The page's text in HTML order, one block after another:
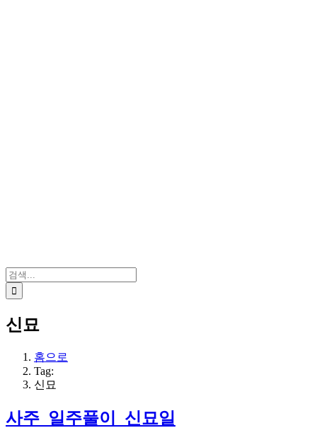
검
색:
신묘
홈으로
Tag:
신묘
사주_일주풀이_신묘일